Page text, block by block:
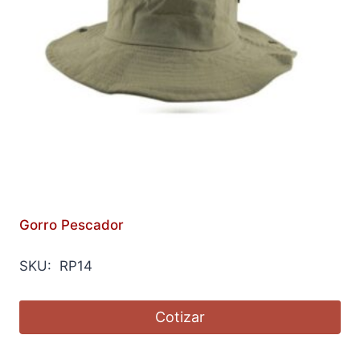
Gorro Pescador
SKU: RP14
Cotizar